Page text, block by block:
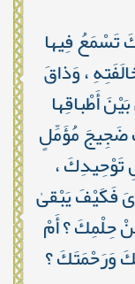
تَسْمَعُ فِيها
، وَذاقَ
أَطْباقِها
ضَجِيجَ مُؤَمِّلٍ
تَوْحِيدِكَ ،
فَكَيْفَ يَبْقىٰ
حِلْمِكَ ؟ أَمْ
وَرَحْمَتَكَ ؟